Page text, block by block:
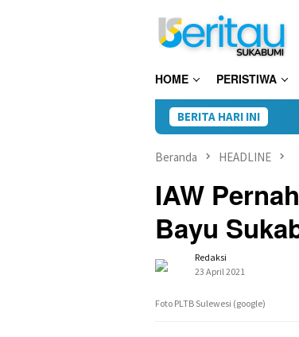
HOME PERISTIWA
BERITA HARI INI
Beranda HEADLINE
IAW
Bayu
Redaksi
23 April 2021
Foto PLTB Sulewesi (google)